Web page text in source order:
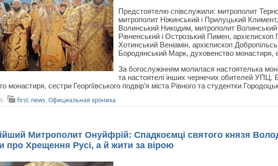
Предстоятелю співслужили: митрополит
митрополит Ніжинський і Прилуцький
Волинський Никодим, митрополит
Рівненський і Острозький Пимен, архієпископ
Хотинський Веніамін, архієпископ
Бородянський Марк, духовенство монастиря,
За богослужінням молилася настоятелька
та настоятелі інших чернечих обителей УПЦ.
монастиря, сестри Георгіївського подвір’я міста Рівного та студентки
first, news, Официальная хроника
Митрополит Онуйфрій: Спадкоємці святого князя
про Хрещення Русі, а й жити за вірою